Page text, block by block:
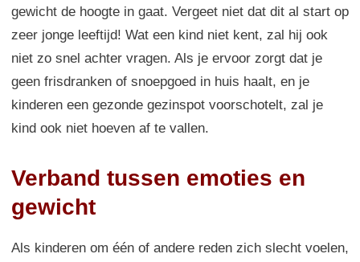
gewicht de hoogte in gaat. Vergeet niet dat dit al start op
zeer jonge leeftijd! Wat een kind niet kent, zal hij ook
niet zo snel achter vragen. Als je ervoor zorgt dat je
geen frisdranken of snoepgoed in huis haalt, en je
kinderen een gezonde gezinspot voorschotelt, zal je
kind ook niet hoeven af te vallen.
Verband tussen emoties en
gewicht
Als kinderen om één of andere reden zich slecht voelen,